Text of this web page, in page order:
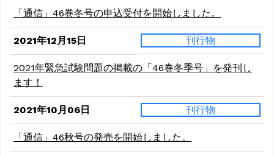
「通信」46巻冬号の申込受付を開始しました。
2021年12月15日 刊行物
2021年緊急試験問題の掲載の「46巻冬季号」を発刊し
ます！
2021年10月06日 刊行物
「通信」46秋号の発売を開始しました。